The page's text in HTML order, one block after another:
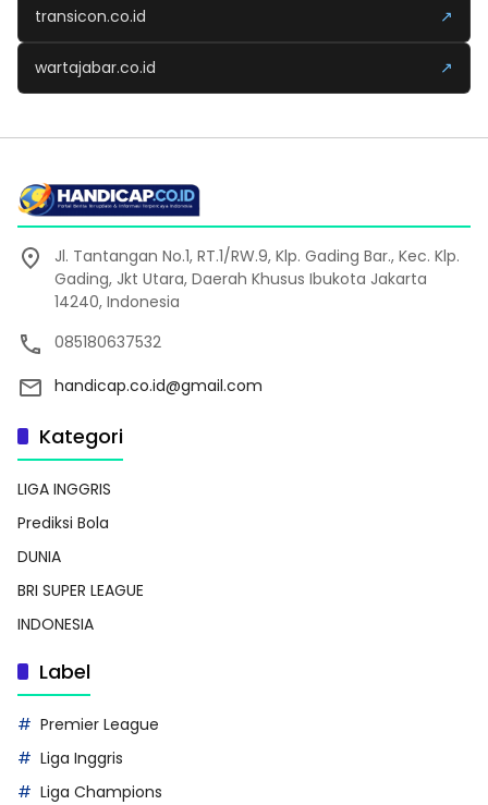
transicon.co.id ↗
wartajabar.co.id ↗
Jl. Tantangan No.1, RT.1/RW.9, Klp. Gading Bar., Kec. Klp.
Gading, Jkt Utara, Daerah Khusus Ibukota Jakarta
14240, Indonesia
085180637532
handicap.co.id@gmail.com
Kategori
LIGA INGGRIS
Prediksi Bola
DUNIA
BRI SUPER LEAGUE
INDONESIA
Label
Premier League
Liga Inggris
Liga Champions